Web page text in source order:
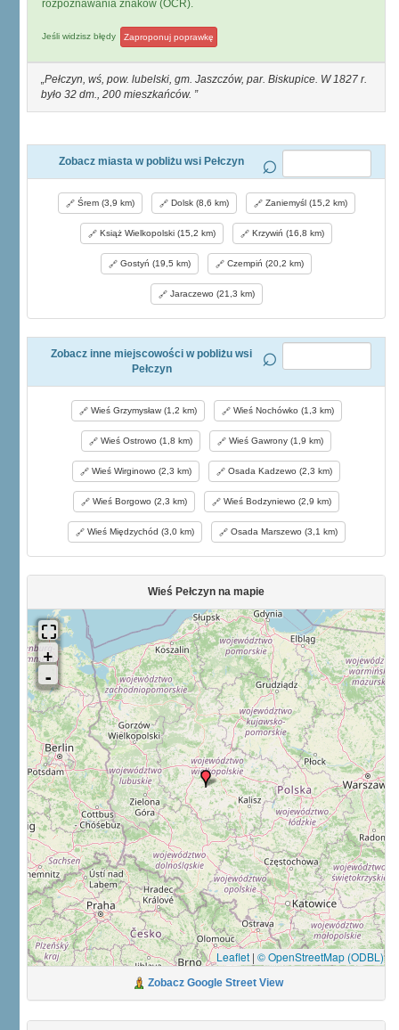
rozpoznawania znaków (OCR).
Jeśli widzisz błędy Zaproponuj poprawkę
Pełczyn, wś, pow. lubelski, gm. Jaszczów, par. Biskupice. W 1827 r.
było 32 dm., 200 mieszkańców.
Zobacz miasta w pobliżu wsi Pełczyn
Śrem (3,9 km) Dolsk (8,6 km) Zaniemyśl (15,2 km)
Książ Wielkopolski (15,2 km) Krzywiń (16,8 km)
Gostyń (19,5 km) Czempiń (20,2 km)
Jaraczewo (21,3 km)
Zobacz inne miejscowości w pobliżu wsi
Pełczyn
Wieś Grzymysław (1,2 km) Wieś Nochówko (1,3 km)
Wieś Ostrowo (1,8 km) Wieś Gawrony (1,9 km)
Wieś Wirginowo (2,3 km) Osada Kadzewo (2,3 km)
Wieś Borgowo (2,3 km) Wieś Bodzyniewo (2,9 km)
Wieś Międzychód (3,0 km) Osada Marszewo (3,1 km)
Wieś Pełczyn na mapie
Leaflet | © OpenStreetMap (ODBL)
Zobacz Google Street View